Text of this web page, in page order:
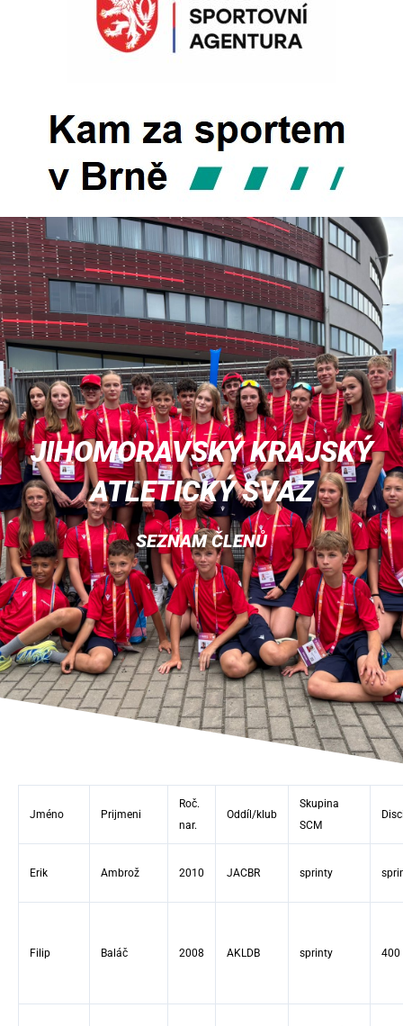
JIHOMORAVSKÝ KRAJSKÝ
ATLETICKÝ SVAZ
SEZNAM ČLENŮ
Jméno Prijmeni
Roč.
nar.
Oddíl/klub
Skupina
SCM
Erik Ambrož 2010 JACBR sprinty
Filip Baláč 2008 AKLDB sprinty 400